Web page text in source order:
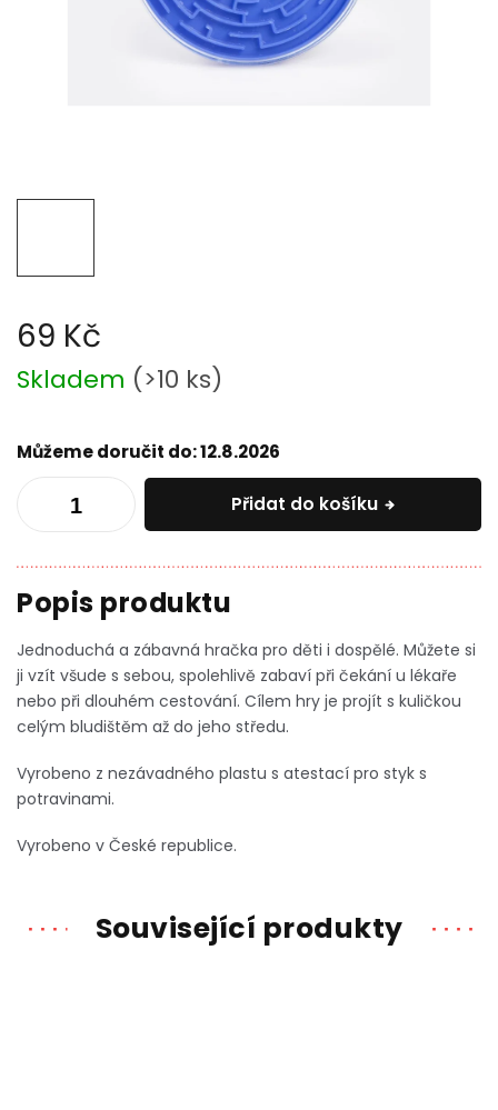
69 Kč
Měrná
cena:
Skladem (>10 ks)
Můžeme doručit do:12.8.2026
Přidat do košíku
Jednoduchá a zábavná hračka pro děti i dospělé. Můžete si
ji vzít všude s sebou, spolehlivě zabaví při čekání u lékaře
nebo při dlouhém cestování. Cílem hry je projít s kuličkou
celým bludištěm až do jeho středu.
Vyrobeno z nezávadného plastu s atestací pro styk s
potravinami.
Vyrobeno v České republice.
Související produkty